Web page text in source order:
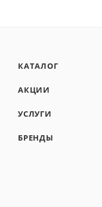
КАТАЛОГ
АКЦИИ
УСЛУГИ
БРЕНДЫ